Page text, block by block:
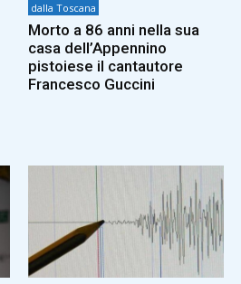
dalla Toscana
Morto a 86 anni nella sua
casa dell’Appennino
pistoiese il cantautore
Francesco Guccini